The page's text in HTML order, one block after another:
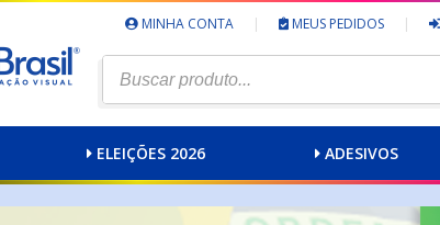
MINHA CONTA | MEUS PEDIDOS |
ELEIÇÕES 2026 ADESIVOS